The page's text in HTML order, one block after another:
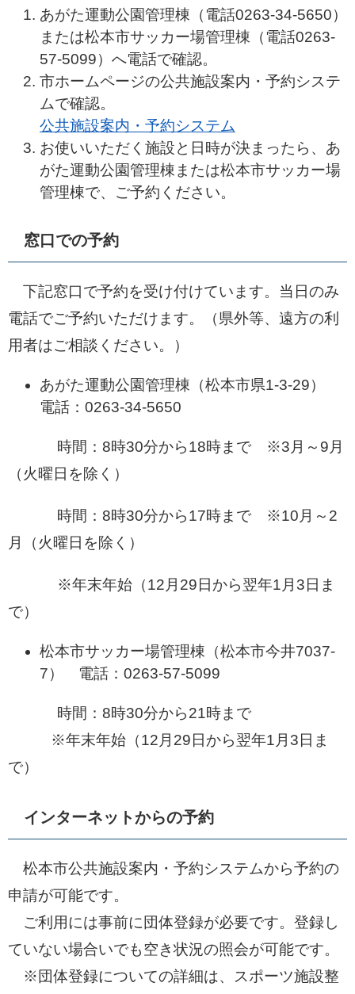
あがた運動公園管理棟（電話0263-34-5650）
または松本市サッカー場管理棟（電話0263-
57-5099）へ電話で確認。
市ホームページの公共施設案内・予約システ
ムで確認。
公共施設案内・予約システム
お使いいただく施設と日時が決まったら、あ
がた運動公園管理棟または松本市サッカー場
管理棟で、ご予約ください。
窓口での予約
下記窓口で予約を受け付けています。当日のみ
電話でご予約いただけます。（県外等、遠方の利
用者はご相談ください。）
あがた運動公園管理棟（松本市県1-3-29）
電話：0263-34-5650
時間：​8時30分から18時まで ※3月～9月
（火曜日を除く）
時間：8時30分から17時まで ※10月～2
月（火曜日を除く）
※年末年始（12月29日から翌年1月3日ま
で）
松本市サッカー場管理棟（松本市今井7037-
7） 電話：0263-57-5099​
時間：8時30分から21時まで
​ ※年末年始（12月29日から翌年1月3日ま
で）
インターネットからの予約
松本市公共施設案内・予約システムから予約の
申請が可能です。
ご利用には事前に団体登録が必要です。登録し
ていない場合いでも空き状況の照会が可能です。
※団体登録についての詳細は、スポーツ施設整